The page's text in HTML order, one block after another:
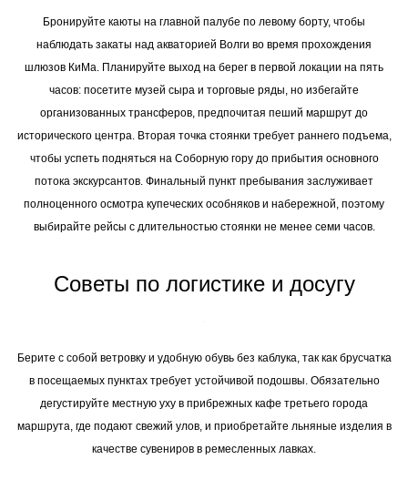
Бронируйте каюты на главной палубе по левому борту, чтобы
наблюдать закаты над акваторией Волги во время прохождения
шлюзов КиМа. Планируйте выход на берег в первой локации на пять
часов: посетите музей сыра и торговые ряды, но избегайте
организованных трансферов, предпочитая пеший маршрут до
исторического центра. Вторая точка стоянки требует раннего подъема,
чтобы успеть подняться на Соборную гору до прибытия основного
потока экскурсантов. Финальный пункт пребывания заслуживает
полноценного осмотра купеческих особняков и набережной, поэтому
выбирайте рейсы с длительностью стоянки не менее семи часов.
Советы по логистике и досугу
Берите с собой ветровку и удобную обувь без каблука, так как брусчатка
в посещаемых пунктах требует устойчивой подошвы. Обязательно
дегустируйте местную уху в прибрежных кафе третьего города
маршрута, где подают свежий улов, и приобретайте льняные изделия в
качестве сувениров в ремесленных лавках.